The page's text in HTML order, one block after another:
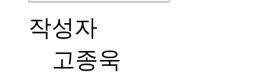
작성자
고종욱